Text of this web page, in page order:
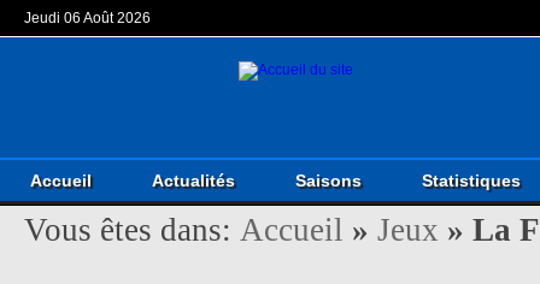
Jeudi 06 Août 2026
Accueil Actualités Saisons Statistiques
Vous êtes dans: Accueil » Jeux » La